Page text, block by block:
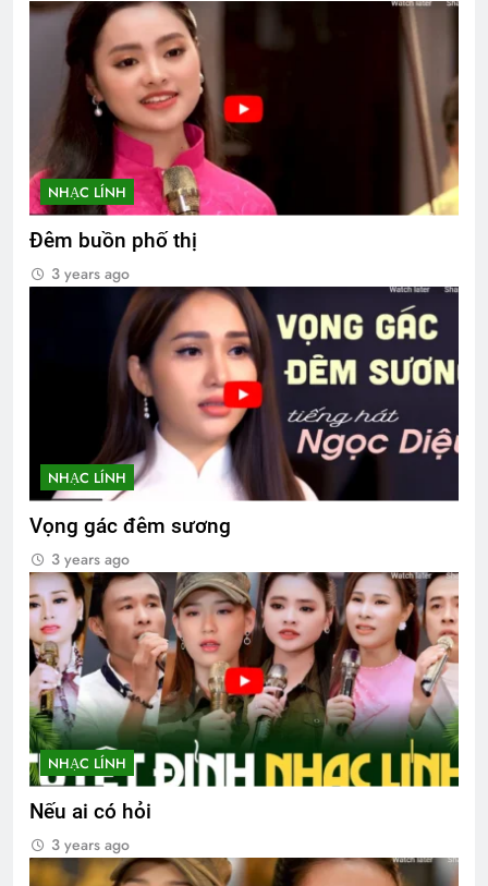
NHẠC LÍNH
Đêm buồn phố thị
3 years ago
NHẠC LÍNH
Vọng gác đêm sương
3 years ago
NHẠC LÍNH
Nếu ai có hỏi
3 years ago